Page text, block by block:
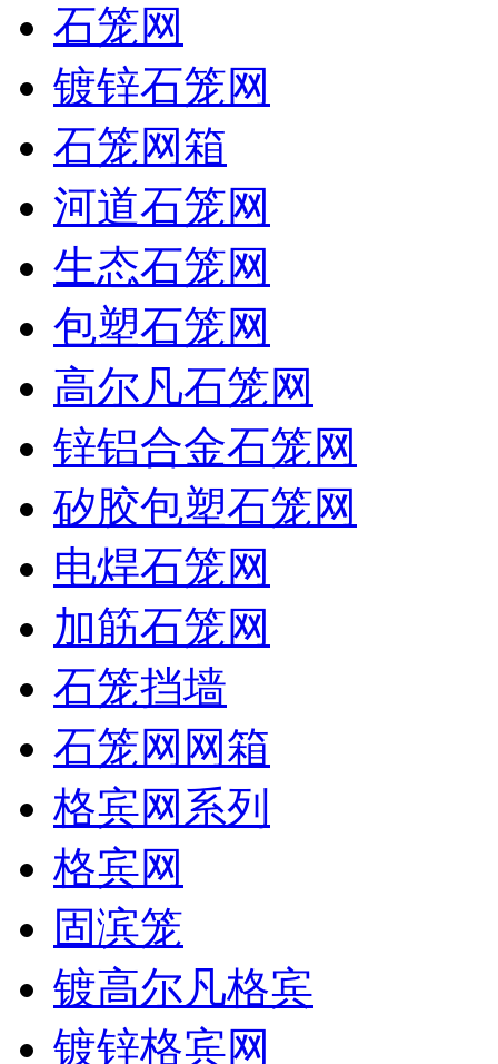
石笼网
镀锌石笼网
石笼网箱
河道石笼网
生态石笼网
包塑石笼网
高尔凡石笼网
锌铝合金石笼网
矽胶包塑石笼网
电焊石笼网
加筋石笼网
石笼挡墙
石笼网网箱
格宾网系列
格宾网
固滨笼
镀高尔凡格宾
镀锌格宾网